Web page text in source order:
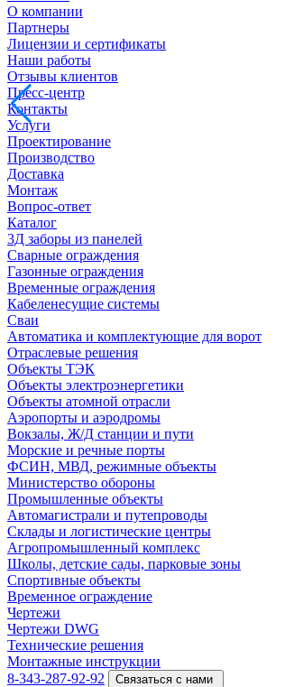
О компании
Партнеры
Лицензии и сертификаты
Наши работы
Отзывы клиентов
Пресс-центр
Контакты
Услуги
Проектирование
Производство
Доставка
Монтаж
Вопрос-ответ
Каталог
3Д заборы из панелей
Сварные ограждения
Газонные ограждения
Временные ограждения
Кабеленесущие системы
Cваи
Автоматика и комплектующие для ворот
Отраслевые решения
Объекты ТЭК
Объекты электроэнергетики
Объекты атомной отрасли
Аэропорты и аэродромы
Вокзалы, Ж/Д станции и пути
Морские и речные порты
ФСИН, МВД, режимные объекты
Министерство обороны
Промышленные объекты
Автомагистрали и путепроводы
Склады и логистические центры
Агропромышленный комплекс
Школы, детские сады, парковые зоны
Спортивные объекты
Временное ограждение
Чертежи
Чертежи DWG
Технические решения
Монтажные инструкции
8-343-287-92-92
Связаться с нами